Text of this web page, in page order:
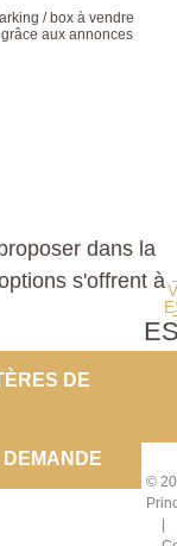
/ box à vendre
aux annonces
dans la
s'offrent à
DE
©